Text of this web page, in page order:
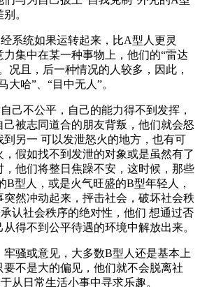
。
系统如果运转起来，比A型人更灵
集中在某一种事物上，他们的“雷达
况且，后一种情况的人较多，因此，
大哈”、“目中无人”。
己不公平，自己的能力得不到发挥，
被志同道合的朋友背叛，他们就会怒
到另一 可以发泄怒火的地方，也有可
假如找不到发泄的对象或是虽然有了
，他们将整日焦躁不安，这时候，那些
B型人，或是火气旺盛的B型年轻人，
然冲动起来，抨击社会，破坏社会秩
认社会秩序的绝对性，他们 想通过否
得不到公平待遇的环境中解放出来。
骚或意见，大多数B型人还是基本上
不是大的偏见，他们就不会脱离社
从日常生活小事中寻求乐趣。